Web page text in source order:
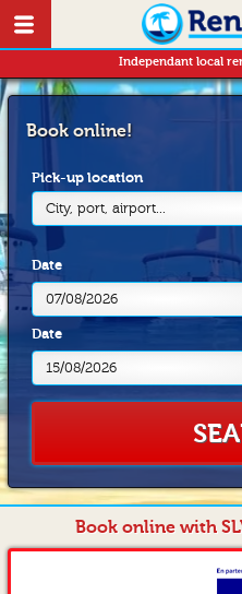
Independant local
Book online!
Pick-up location
City, port, airport...
Date
Date
Book online with